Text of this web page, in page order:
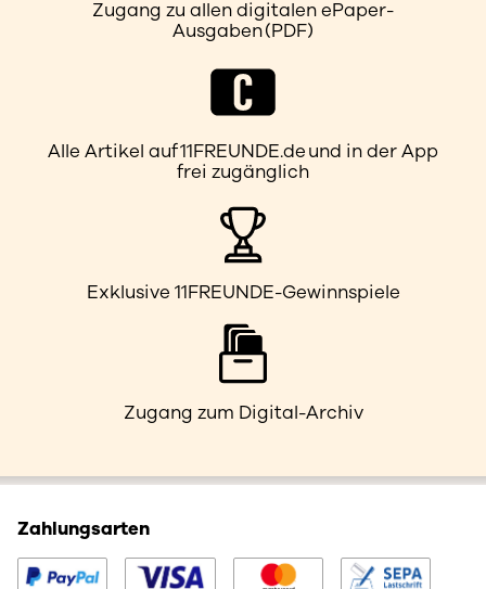
Zugang zu allen digitalen ePaper-
Ausgaben (PDF)
Alle Artikel auf 11FREUNDE.de und in der App
frei zugänglich
Exklusive 11FREUNDE-Gewinnspiele
Zugang zum Digital-Archiv
Zahlungsarten